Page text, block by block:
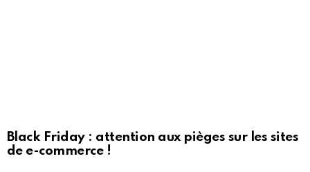
Black Friday : attention aux pièges sur les sites
de e-commerce !